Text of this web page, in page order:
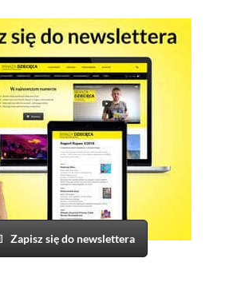
Zapisz się do newslettera
to znak, że cenisz swoją prywatność.
Twoim oczekiwaniom, na tej stronie został
który pozwala Ci kontrolować
cookies oraz innych technologii
wykorzystywane są na tej stronie w celu
działania poszczególnych funkcji
podmiotów trzecich w celu korzystania
na zasadach opisanych szczegółowo
wszystkie stosowane przez tutaj pliki
przycisk.